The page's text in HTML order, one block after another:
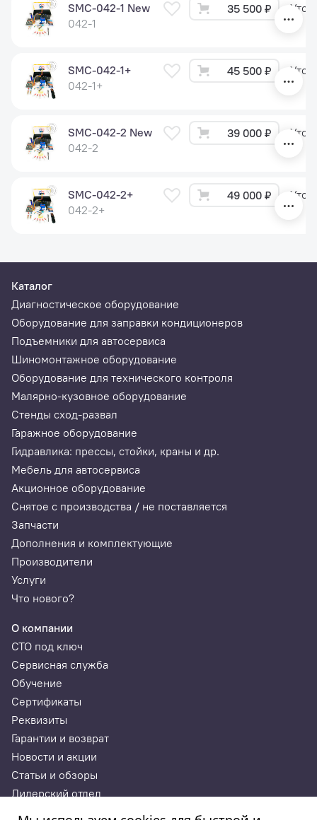
SMC-042-1 New
042-1
35 500 ₽
SMC-042-1+
042-1+
45 500 ₽
SMC-042-2 New
042-2
39 000 ₽
SMC-042-2+
042-2+
49 000 ₽
Каталог
Диагностическое оборудование
Оборудование для заправки кондиционеров
Подъемники для автосервиса
Шиномонтажное оборудование
Оборудование для технического контроля
Малярно-кузовное оборудование
Стенды сход-развал
Гаражное оборудование
Гидравлика: прессы, стойки, краны и др.
Мебель для автосервиса
Акционное оборудование
Снятое с производства / не поставляется
Запчасти
Дополнения и комплектующие
Производители
Услуги
Что нового?
О компании
СТО под ключ
Сервисная служба
Обучение
Сертификаты
Реквизиты
Гарантии и возврат
Новости и акции
Статьи и обзоры
Дилерский отдел